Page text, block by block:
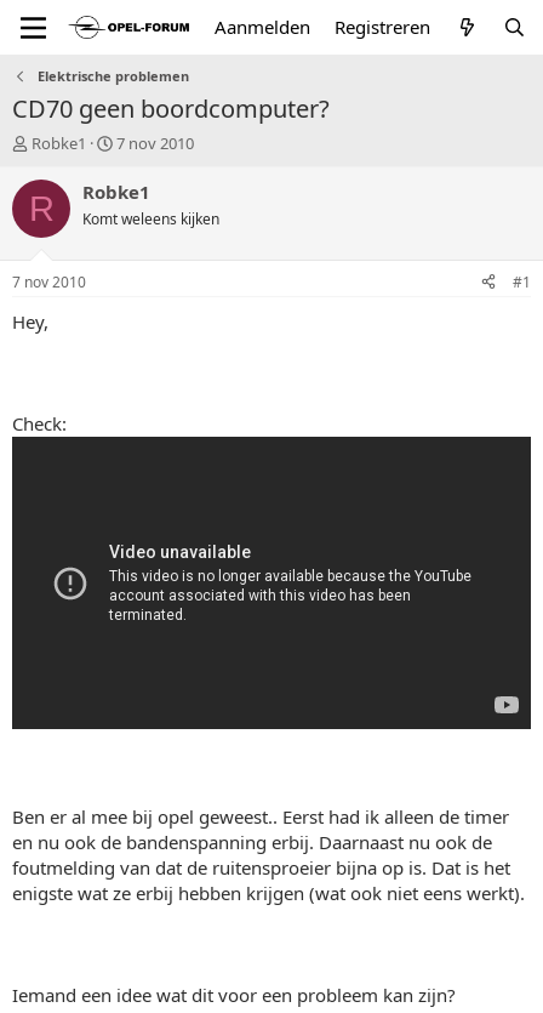
Aanmelden Registreren
Elektrische problemen
CD70 geen boordcomputer?
T
p
a
r
t
Robke1
S
a
t
7 nov 2010
R Robke1
Komt weleens kijken
7 nov 2010 #1
Hey,
Check:
Ben er al mee bij opel geweest.. Eerst had ik alleen de timer
en nu ook de bandenspanning erbij. Daarnaast nu ook de
foutmelding van dat de ruitensproeier bijna op is. Dat is het
enigste wat ze erbij hebben krijgen (wat ook niet eens werkt).
Iemand een idee wat dit voor een probleem kan zijn?